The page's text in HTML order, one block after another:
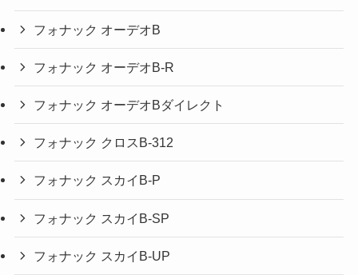
フォナック オーデオB
フォナック オーデオB-R
フォナック オーデオBダイレクト
フォナック クロスB-312
フォナック スカイB-P
フォナック スカイB-SP
フォナック スカイB-UP